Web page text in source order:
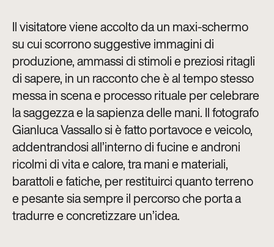
Il visitatore viene accolto da un maxi-schermo
su cui scorrono suggestive immagini di
produzione, ammassi di stimoli e preziosi ritagli
di sapere, in un racconto che è al tempo stesso
messa in scena e processo rituale per celebrare
la saggezza e la sapienza delle mani. Il fotografo
Gianluca Vassallo si è fatto portavoce e veicolo,
addentrandosi all’interno di fucine e androni
ricolmi di vita e calore, tra mani e materiali,
barattoli e fatiche, per restituirci quanto terreno
e pesante sia sempre il percorso che porta a
tradurre e concretizzare un’idea.